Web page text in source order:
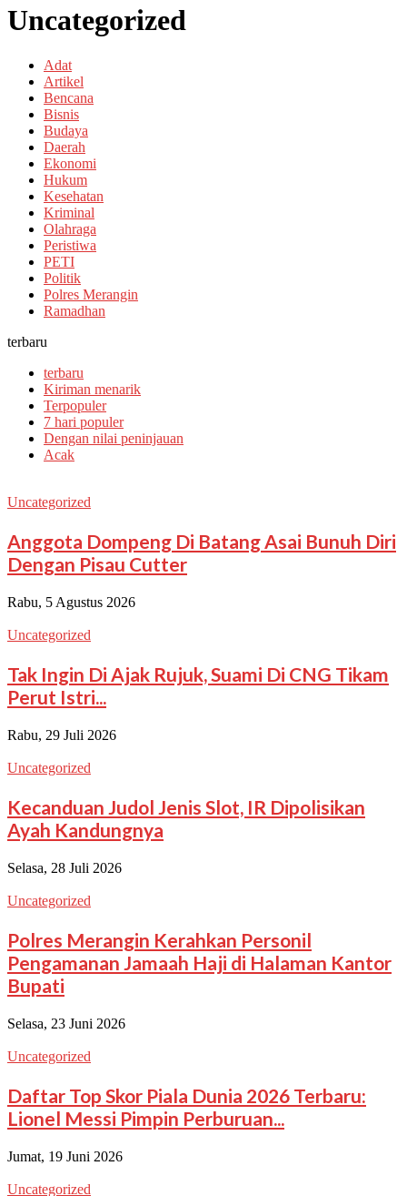
Uncategorized
Adat
Artikel
Bencana
Bisnis
Budaya
Daerah
Ekonomi
Hukum
Kesehatan
Kriminal
Olahraga
Peristiwa
PETI
Politik
Polres Merangin
Ramadhan
terbaru
terbaru
Kiriman menarik
Terpopuler
7 hari populer
Dengan nilai peninjauan
Acak
Uncategorized
Anggota Dompeng Di Batang Asai Bunuh Diri
Dengan Pisau Cutter
Rabu, 5 Agustus 2026
Uncategorized
Tak Ingin Di Ajak Rujuk, Suami Di CNG Tikam
Perut Istri...
Rabu, 29 Juli 2026
Uncategorized
Kecanduan Judol Jenis Slot, IR Dipolisikan
Ayah Kandungnya
Selasa, 28 Juli 2026
Uncategorized
Polres Merangin Kerahkan Personil
Pengamanan Jamaah Haji di Halaman Kantor
Bupati
Selasa, 23 Juni 2026
Uncategorized
Daftar Top Skor Piala Dunia 2026 Terbaru:
Lionel Messi Pimpin Perburuan...
Jumat, 19 Juni 2026
Uncategorized